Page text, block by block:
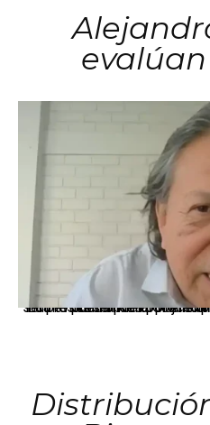
La presidenta Keiko Fujimori informó que la solicitud de indulto presentada por el expresidente Alejandro